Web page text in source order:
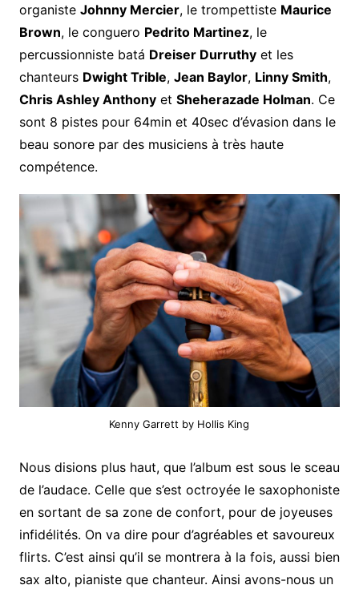
organiste Johnny Mercier, le trompettiste Maurice
Brown, le conguero Pedrito Martinez, le
percussionniste batá Dreiser Durruthyet les
chanteurs Dwight Trible, Jean Baylor, Linny Smith,
Chris Ashley Anthonyet Sheherazade Holman. Ce
sont 8 pistes pour 64min et 40sec d’évasion dans le
beau sonore par des musiciens à très haute
compétence.
Kenny Garrett by Hollis King
Nous disions plus haut, que l’album est sous le sceau
de l’audace. Celle que s’est octroyée le saxophoniste
en sortant de sa zone de confort, pour de joyeuses
infidélités. On va dire pour d’agréables et savoureux
flirts. C’est ainsi qu’il se montrera à la fois, aussi bien
sax alto, pianiste que chanteur. Ainsi avons-nous un